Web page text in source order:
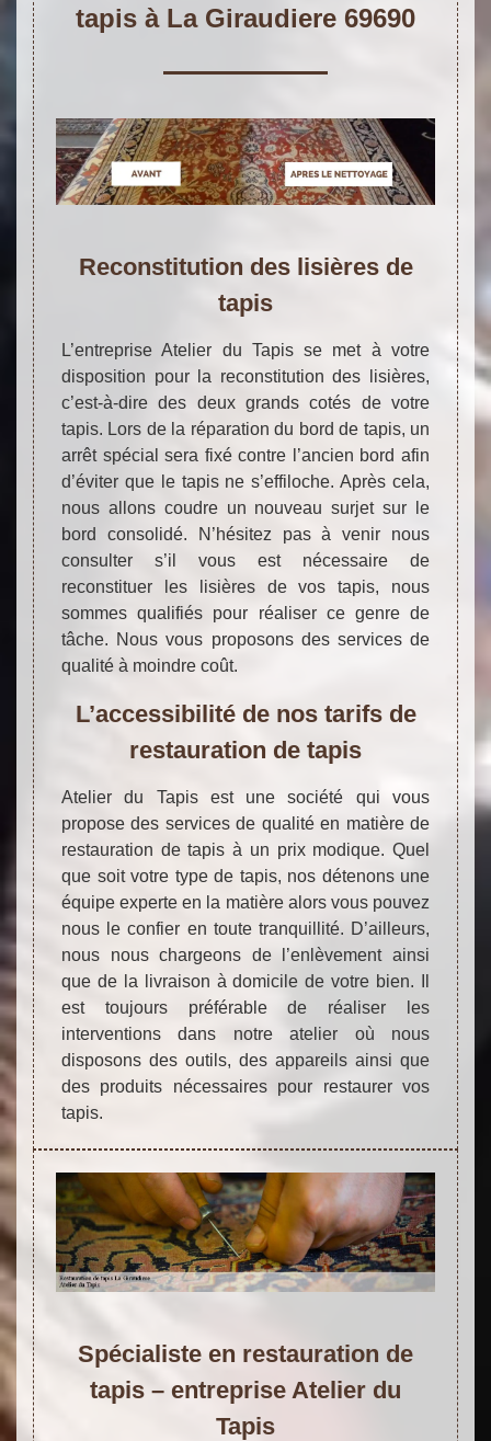
tapis à La Giraudiere 69690
Reconstitution des lisières de
tapis
L’entreprise Atelier du Tapis se met à votre
disposition pour la reconstitution des lisières,
c’est-à-dire des deux grands cotés de votre
tapis. Lors de la réparation du bord de tapis, un
arrêt spécial sera fixé contre l’ancien bord afin
d’éviter que le tapis ne s’effiloche. Après cela,
nous allons coudre un nouveau surjet sur le
bord consolidé. N’hésitez pas à venir nous
consulter s’il vous est nécessaire de
reconstituer les lisières de vos tapis, nous
sommes qualifiés pour réaliser ce genre de
tâche. Nous vous proposons des services de
qualité à moindre coût.
L’accessibilité de nos tarifs de
restauration de tapis
Atelier du Tapis est une société qui vous
propose des services de qualité en matière de
restauration de tapis à un prix modique. Quel
que soit votre type de tapis, nos détenons une
équipe experte en la matière alors vous pouvez
nous le confier en toute tranquillité. D’ailleurs,
nous nous chargeons de l’enlèvement ainsi
que de la livraison à domicile de votre bien. Il
est toujours préférable de réaliser les
interventions dans notre atelier où nous
disposons des outils, des appareils ainsi que
des produits nécessaires pour restaurer vos
tapis.
Spécialiste en restauration de
tapis – entreprise Atelier du
Tapis